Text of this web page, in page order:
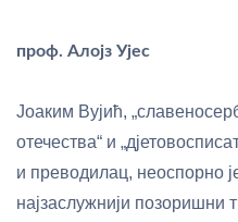
проф. Алојз Ујес
Јоаким Вујић,
отечества“ и
и преводилац, неоспорно
најзаслужнији позоришни